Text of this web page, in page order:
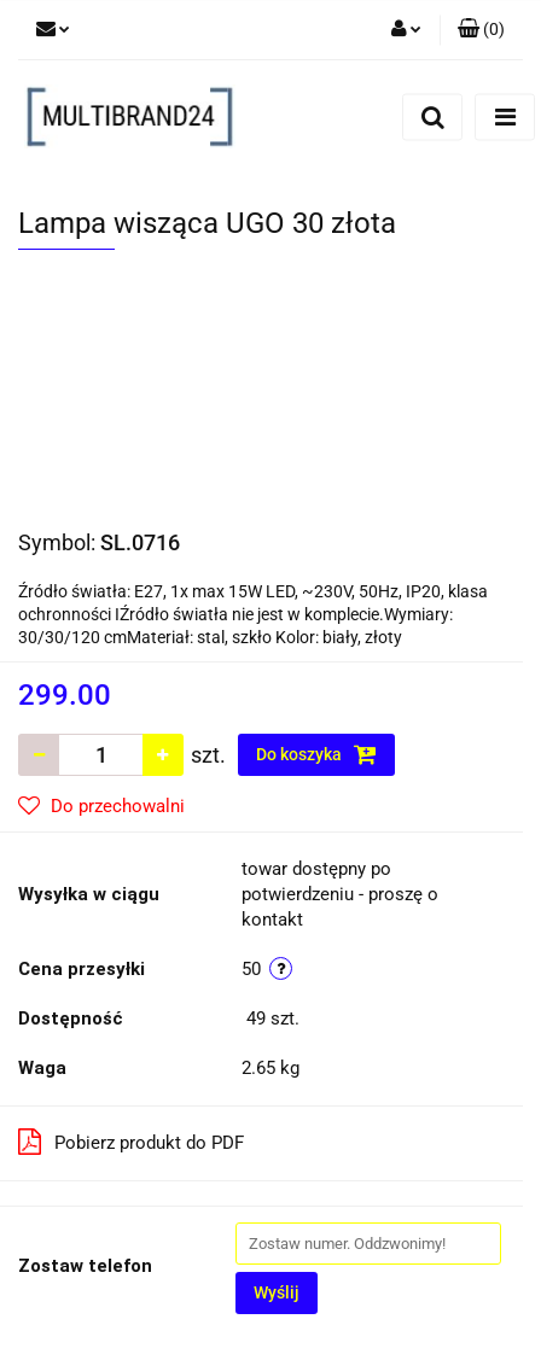
(0)
Lampa wisząca UGO 30 złota
Symbol: SL.0716
Źródło światła: E27, 1x max 15W LED, ~230V, 50Hz, IP20, klasa
ochronności IŹródło światła nie jest w komplecie.Wymiary:
30/30/120 cmMateriał: stal, szkło Kolor: biały, złoty
299.00
szt. Do koszyka
Do przechowalni
Wysyłka w ciągu
towar dostępny po
potwierdzeniu - proszę o
kontakt
Cena przesyłki 50
Dostępność 49 szt.
Waga 2.65 kg
Pobierz produkt do PDF
Zostaw telefon
Wyślij